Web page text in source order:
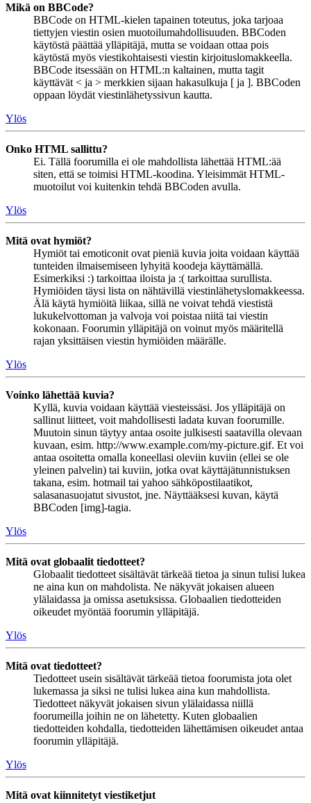
Mikä on BBCode?
BBCode on HTML-kielen tapainen toteutus, joka tarjoaa
tiettyjen viestin osien muotoilumahdollisuuden. BBCoden
käytöstä päättää ylläpitäjä, mutta se voidaan ottaa pois
käytöstä myös viestikohtaisesti viestin kirjoituslomakkeella.
BBCode itsessään on HTML:n kaltainen, mutta tagit
käyttävät < ja > merkkien sijaan hakasulkuja [ ja ]. BBCoden
oppaan löydät viestinlähetyssivun kautta.
Ylös
Onko HTML sallittu?
Ei. Tällä foorumilla ei ole mahdollista lähettää HTML:ää
siten, että se toimisi HTML-koodina. Yleisimmät HTML-
muotoilut voi kuitenkin tehdä BBCoden avulla.
Ylös
Mitä ovat hymiöt?
Hymiöt tai emoticonit ovat pieniä kuvia joita voidaan käyttää
tunteiden ilmaisemiseen lyhyitä koodeja käyttämällä.
Esimerkiksi :) tarkoittaa iloista ja :( tarkoittaa surullista.
Hymiöiden täysi lista on nähtävillä viestinlähetyslomakkeessa.
Älä käytä hymiöitä liikaa, sillä ne voivat tehdä viestistä
lukukelvottoman ja valvoja voi poistaa niitä tai viestin
kokonaan. Foorumin ylläpitäjä on voinut myös määritellä
rajan yksittäisen viestin hymiöiden määrälle.
Ylös
Voinko lähettää kuvia?
Kyllä, kuvia voidaan käyttää viesteissäsi. Jos ylläpitäjä on
sallinut liitteet, voit mahdollisesti ladata kuvan foorumille.
Muutoin sinun täytyy antaa osoite julkisesti saatavilla olevaan
kuvaan, esim. http://www.example.com/my-picture.gif. Et voi
antaa osoitetta omalla koneellasi oleviin kuviin (ellei se ole
yleinen palvelin) tai kuviin, jotka ovat käyttäjätunnistuksen
takana, esim. hotmail tai yahoo sähköpostilaatikot,
salasanasuojatut sivustot, jne. Näyttääksesi kuvan, käytä
BBCoden [img]-tagia.
Ylös
Mitä ovat globaalit tiedotteet?
Globaalit tiedotteet sisältävät tärkeää tietoa ja sinun tulisi lukea
ne aina kun on mahdolista. Ne näkyvät jokaisen alueen
ylälaidassa ja omissa asetuksissa. Globaalien tiedotteiden
oikeudet myöntää foorumin ylläpitäjä.
Ylös
Mitä ovat tiedotteet?
Tiedotteet usein sisältävät tärkeää tietoa foorumista jota olet
lukemassa ja siksi ne tulisi lukea aina kun mahdollista.
Tiedotteet näkyvät jokaisen sivun ylälaidassa niillä
foorumeilla joihin ne on lähetetty. Kuten globaalien
tiedotteiden kohdalla, tiedotteiden lähettämisen oikeudet antaa
foorumin ylläpitäjä.
Ylös
Mitä ovat kiinnitetyt viestiketjut